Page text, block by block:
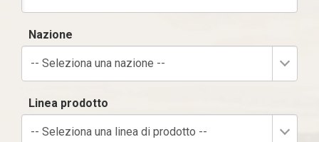
Nazione
-- Seleziona una nazione --
Linea prodotto
-- Seleziona una linea di prodotto --